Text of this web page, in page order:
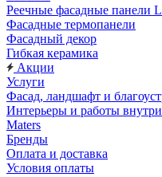
Реечные фасадные панели
Фасадные термопанели
Фасадный декор
Гибкая керамика
Акции
Услуги
Фасад, ландшафт и
Интерьеры и работы
Maters
Бренды
Оплата и доставка
Условия оплаты